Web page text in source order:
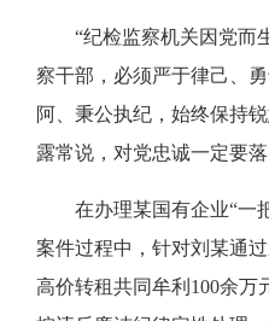
“纪检监察机关因党而
察干部，必须严于律己、
阿、秉公执纪，始终保持
露常说，对党忠诚一定要落
在办理某国有企业“一
案件过程中，针对刘某通
高价转租共同牟利100余万